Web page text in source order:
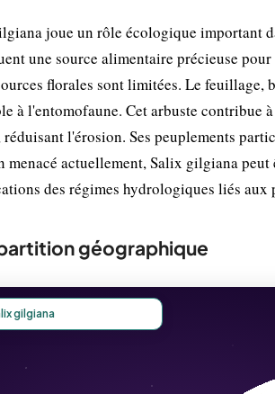
joue un rôle écologique important
une source alimentaire précieuse
florales sont limitées. Le
à l'entomofaune. Cet arbuste contribue
réduisant l'érosion. Ses peuplements
menacé actuellement, Salix gilgiana
des régimes hydrologiques liés aux
géographique